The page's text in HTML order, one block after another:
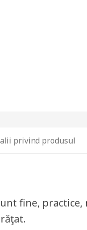
privind produsul
fine, practice,